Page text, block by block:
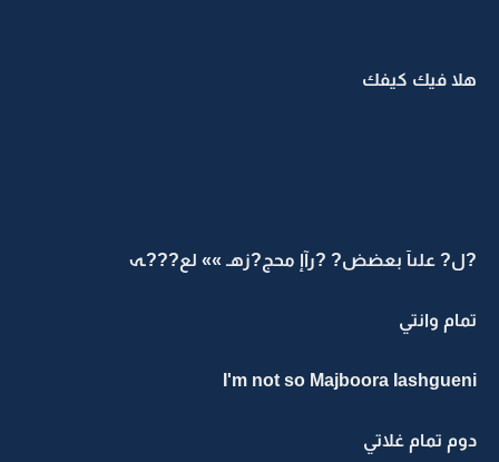
هلا فيك كيفك
?ل? علىآ بعضض? ?رآإ محج?زهـ »» لع???ـہ
تمام وانتي
I'm not so Majboora Iashgueni
دوم تمام غلاتي